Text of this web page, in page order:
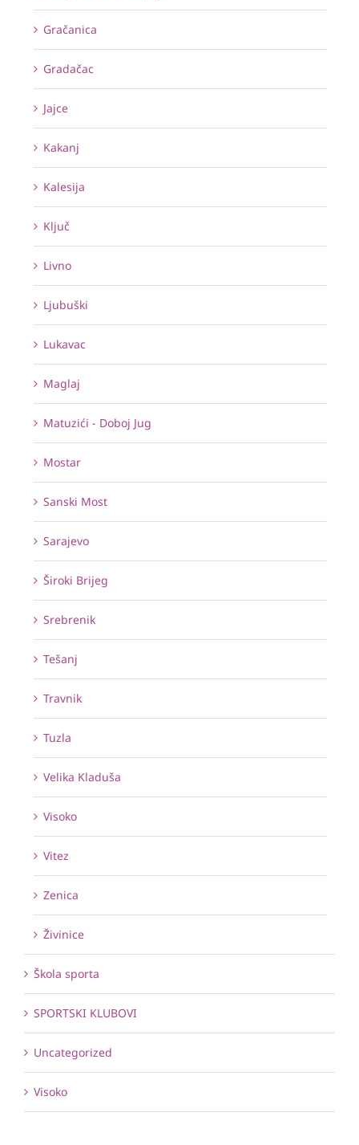
Gračanica
Gradačac
Jajce
Kakanj
Kalesija
Ključ
Livno
Ljubuški
Lukavac
Maglaj
Matuzići - Doboj Jug
Mostar
Sanski Most
Sarajevo
Široki Brijeg
Srebrenik
Tešanj
Travnik
Tuzla
Velika Kladuša
Visoko
Vitez
Zenica
Živinice
Škola sporta
SPORTSKI KLUBOVI
Uncategorized
Visoko